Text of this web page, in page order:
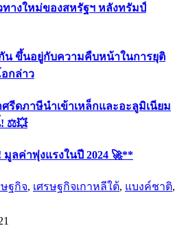
งใหม่ของสหรัฐฯ หลังทรัมป์
ขึ้นอยู่กับความคืบหน้าในการยุติ
กล่าว
ศรีดภาษีนำเข้าเหล็กและอะลูมิเนียม
! ⚖️💥
ลค่าพุ่งแรงในปี 2024 🚀**
ษฐกิจ, เศรษฐกิจเกาหลีใต้, แบงค์ชาติ,